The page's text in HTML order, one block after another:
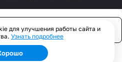
для улучшения работы сайта и
Узнать подробнее